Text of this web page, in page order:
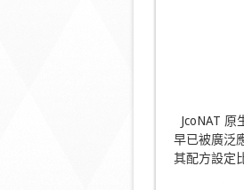
JcoNAT 原
早已被廣泛
其配方設定